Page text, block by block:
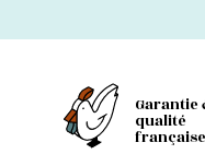
Garantie
qualité
française